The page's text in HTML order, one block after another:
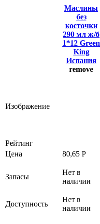
Маслины
без
косточки
290 мл ж/б
1*12 Green
King
Испания
remove
Изображение
Рейтинг
Цена
80,65 Р
Запасы
Нет в
наличии
Доступность
Нет в
наличии